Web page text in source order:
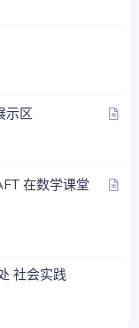
文
示区
文
在数学课堂
社会实践